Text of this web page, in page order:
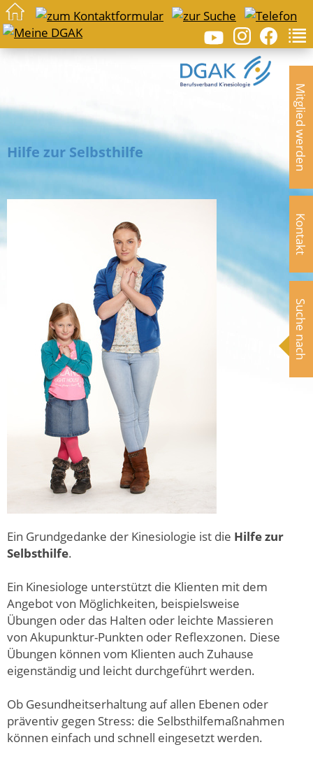
Mitglied werden
Kontakt
Suche nach
Hilfe zur Selbsthilfe
Ein Grundgedanke der Kinesiologie ist die Hilfe zur
Selbsthilfe.
Ein Kinesiologe unterstützt die Klienten mit dem
Angebot von Möglichkeiten, beispielsweise
Übungen oder das Halten oder leichte Massieren
von Akupunktur-Punkten oder Reflexzonen. Diese
Übungen können vom Klienten auch Zuhause
eigenständig und leicht durchgeführt werden.
Ob Gesundheitserhaltung auf allen Ebenen oder
präventiv gegen Stress: die Selbsthilfemaßnahmen
können einfach und schnell eingesetzt werden.